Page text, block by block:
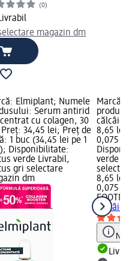
(0)
magazin dm
Elmiplant; Numele
Serum antirid
cu colagen, 30
34,45 lei; Preț de
1 buc (34,45 lei pe 1
Disponibilitate:
verde Livrabil,
gri selectare
dm
Marcă:
călcâie,
8,65 lei;
0,075 l
verde
8,65 lei
0,075 l
călcâie,
Notă